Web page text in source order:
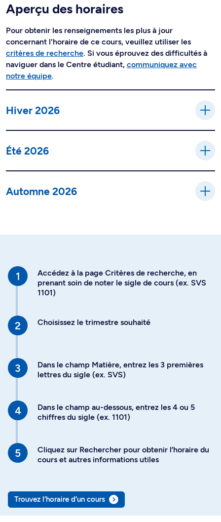
Aperçu des horaires
Pour obtenir les renseignements les plus à jour
concernant l'horaire de ce cours, veuillez utiliser les
critères de recherche. Si vous éprouvez des difficultés à
naviguer dans le Centre étudiant, communiquez avec
notre équipe.
Hiver 2026
Été 2026
Automne 2026
Accédez à la page Critères de recherche, en
prenant soin de noter le sigle de cours (ex. SVS
1101)
Choisissez le trimestre souhaité
Dans le champ Matière, entrez les 3 premières
lettres du sigle (ex. SVS)
Dans le champ au-dessous, entrez les 4 ou 5
chiffres du sigle (ex. 1101)
Cliquez sur Rechercher pour obtenir l’horaire du
cours et autres informations utiles
Trouvez l’horaire d’un cours